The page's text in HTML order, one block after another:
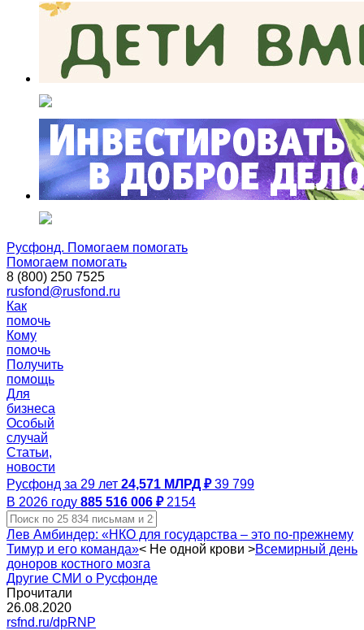
Русфонд. Помогаем помогать
Помогаем помогать
8 (800) 250 7525
rusfond@rusfond.ru
Как
помочь
Кому
помочь
Получить
помощь
Для
бизнеса
Особый
случай
Статьи,
новости
Русфонд за 29 лет 24,571 МЛРД ₽ 39 799
В 2026 году 885 516 006 ₽ 2154
Лев Амбиндер: «НКО для государства – это по‑прежнему
Тимур и его команда»< Не одной крови >Всемирный день
доноров костного мозга
Другие СМИ о Русфонде
Прочитали
26.08.2020
rsfnd.ru/dpRNP